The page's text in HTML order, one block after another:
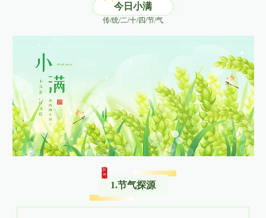
今日小满
传/统/二/十/四/节/气
1.节气探源